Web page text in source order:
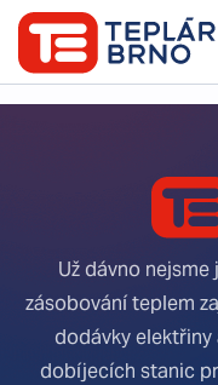
Něco se
Už dávno
zásobování teplem
dodávky elektřiny
dobíjecích stanic